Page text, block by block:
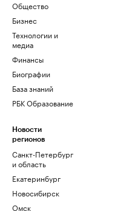
Общество
Бизнес
Технологии и
медиа
Финансы
Биографии
База знаний
РБК Образование
Новости
регионов
Санкт-Петербург
и область
Екатеринбург
Новосибирск
Омск